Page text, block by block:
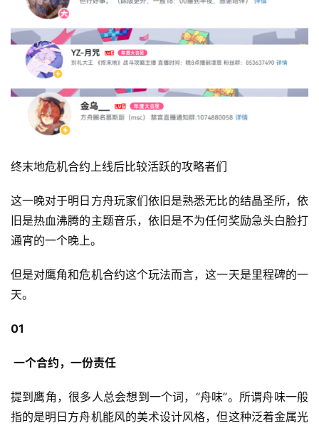
终末地危机合约上线后比较活跃的攻略者们
这一晚对于明日方舟玩家们依旧是熟悉无比的结晶圣所，依
旧是热血沸腾的主题音乐，依旧是不为任何奖励急头白脸打
通宵的一个晚上。
但是对鹰角和危机合约这个玩法而言，这一天是里程碑的一
天。
01
一个合约，一份责任
提到鹰角，很多人总会想到一个词，“舟味”。所谓舟味一般
指的是明日方舟机能风的美术设计风格，但这种泛着金属光